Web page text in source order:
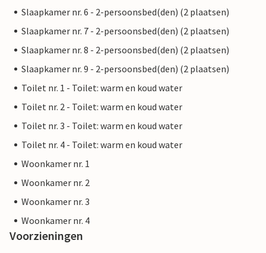
Slaapkamer nr. 6 - 2-persoonsbed(den) (2 plaatsen)
Slaapkamer nr. 7 - 2-persoonsbed(den) (2 plaatsen)
Slaapkamer nr. 8 - 2-persoonsbed(den) (2 plaatsen)
Slaapkamer nr. 9 - 2-persoonsbed(den) (2 plaatsen)
Toilet nr. 1 - Toilet: warm en koud water
Toilet nr. 2 - Toilet: warm en koud water
Toilet nr. 3 - Toilet: warm en koud water
Toilet nr. 4 - Toilet: warm en koud water
Woonkamer nr. 1
Woonkamer nr. 2
Woonkamer nr. 3
Woonkamer nr. 4
Voorzieningen